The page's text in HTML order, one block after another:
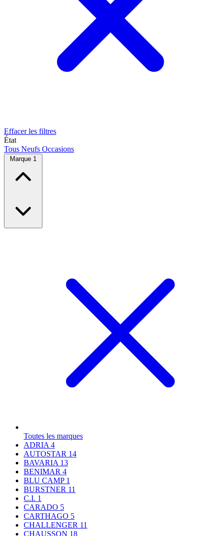
Effacer les filtres
État
Tous Neufs Occasions
Marque 1
Toutes les marques
ADRIA 4
AUTOSTAR 14
BAVARIA 13
BENIMAR 4
BLU CAMP 1
BURSTNER 11
C.I. 1
CARADO 5
CARTHAGO 5
CHALLENGER 11
CHAUSSON 18